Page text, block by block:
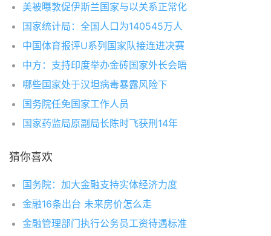
美被曝敦促伊斯兰国家与以关系正常化
国家统计局：全国人口为140545万人
中国体育报评U系列国家队接连进决赛
中方：支持印度举办金砖国家外长会晤
哪些国家处于汉坦病毒暴露风险下
国务院任免国家工作人员
国家药监局原副局长陈时飞获刑14年
猜你喜欢
国务院：加大金融支持实体经济力度
金融16条出台 未来房价怎么走
金融管理部门执行公务员工资待遇标准